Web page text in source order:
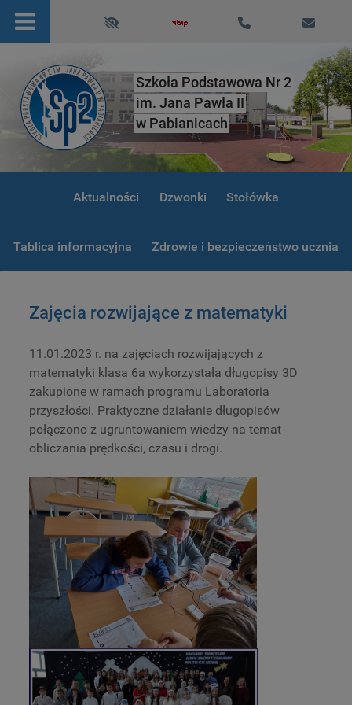
Szkoła Podstawowa Nr 2
im. Jana Pawła II
w Pabianicach
Aktualności Dzwonki Stołówka
Tablica informacyjna Zdrowie i bezpieczeństwo ucznia
Zajęcia rozwijające z matematyki
11.01.2023 r. na zajęciach rozwijających z
matematyki klasa 6a wykorzystała długopisy 3D
zakupione w ramach programu Laboratoria
przyszłości. Praktyczne działanie długopisów
połączono z ugruntowaniem wiedzy na temat
obliczania prędkości, czasu i drogi.